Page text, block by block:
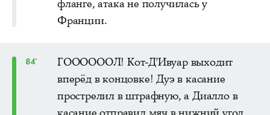
фланге, атака не получилась у
Франции.
84'
ГООООООЛ! Кот-Д'Ивуар выходит
вперёд в концовке! Дуэ в касание
прострелил в штрафную, а Диалло в